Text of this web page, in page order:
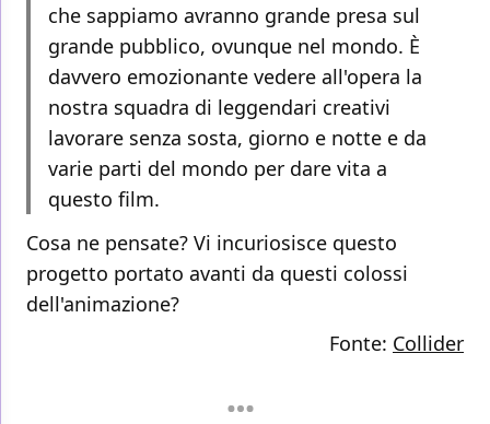
che sappiamo avranno grande presa sul
grande pubblico, ovunque nel mondo. È
davvero emozionante vedere all'opera la
nostra squadra di leggendari creativi
lavorare senza sosta, giorno e notte e da
varie parti del mondo per dare vita a
questo film.
Cosa ne pensate? Vi incuriosisce questo
progetto portato avanti da questi colossi
dell'animazione?
Fonte: Collider